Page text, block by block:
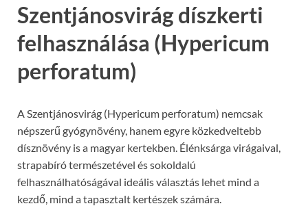
Szentjánosvirág díszkerti
felhasználása (Hypericum
perforatum)
A Szentjánosvirág (Hypericum perforatum) nemcsak
népszerű gyógynövény, hanem egyre közkedveltebb
dísznövény is a magyar kertekben. Élénksárga virágaival,
strapabíró természetével és sokoldalú
felhasználhatóságával ideális választás lehet mind a
kezdő, mind a tapasztalt kertészek számára.